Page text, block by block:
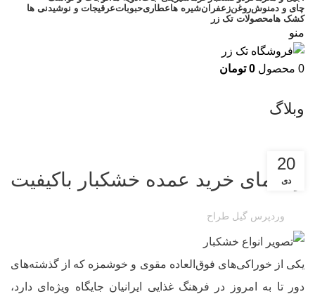
چای و دمنوشروغنزعفرانشیره هاعطاریحبوباتعرقیجات و نوشیدنی ها
کشک هامحصولات تک زر
منو
0 محصول 0 تومان
وبلاگ
راهنمای خرید عمده خشکبار باکیفیت
وردپرس گیل طراح
20
دی
یکی از خوراکی‌های فوق‌العاده مقوی و خوشمزه که از گذشته‌های
دور تا به امروز در فرهنگ غذایی ایرانیان جایگاه ویژه‌ای دارد،